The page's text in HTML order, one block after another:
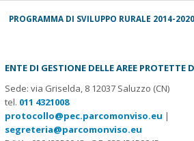
PROGRAMMA DI SVILUPPO RURALE 2014-2020
ENTE DI GESTIONE DELLE AREE PROTETTE
Sede: via Griselda, 8 12037 Saluzzo (CN)
tel. 011 4321008
protocollo@pec.parcomonviso.eu |
segreteria@parcomonviso.eu